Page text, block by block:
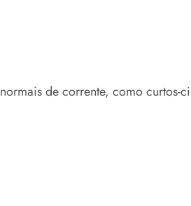
de corrente, como curtos-